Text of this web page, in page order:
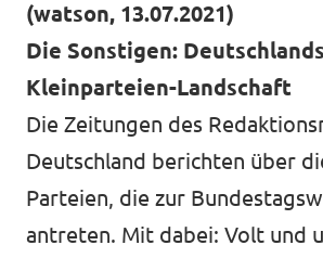
(watson, 13.07.2021)
Die Sonstigen:
Kleinparteien-Landschaft
Die Zeitungen des
Deutschland berichten über
Parteien, die zur
antreten. Mit dabei: Volt und